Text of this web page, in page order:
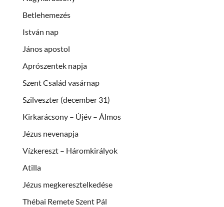
Betlehemezés
István nap
János apostol
Aprószentek napja
Szent Család vasárnap
Szilveszter (december 31)
Kirkarácsony – Újév – Álmos
Jézus nevenapja
Vízkereszt – Háromkirályok
Atilla
Jézus megkeresztelkedése
Thébai Remete Szent Pál